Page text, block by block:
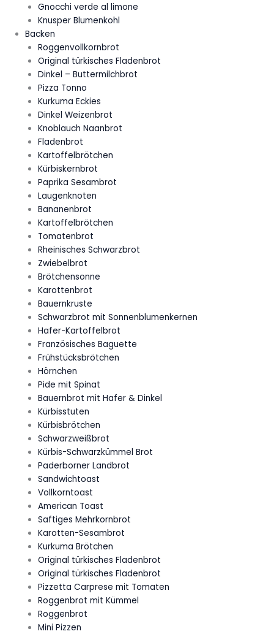
Gnocchi verde al limone
Knusper Blumenkohl
Backen
Roggenvollkornbrot
Original türkisches Fladenbrot
Dinkel – Buttermilchbrot
Pizza Tonno
Kurkuma Eckies
Dinkel Weizenbrot
Knoblauch Naanbrot
Fladenbrot
Kartoffelbrötchen
Kürbiskernbrot
Paprika Sesambrot
Laugenknoten
Bananenbrot
Kartoffelbrötchen
Tomatenbrot
Rheinisches Schwarzbrot
Zwiebelbrot
Brötchensonne
Karottenbrot
Bauernkruste
Schwarzbrot mit Sonnenblumenkernen
Hafer-Kartoffelbrot
Französisches Baguette
Frühstücksbrötchen
Hörnchen
Pide mit Spinat
Bauernbrot mit Hafer & Dinkel
Kürbisstuten
Kürbisbrötchen
Schwarzweißbrot
Kürbis-Schwarzkümmel Brot
Paderborner Landbrot
Sandwichtoast
Vollkorntoast
American Toast
Saftiges Mehrkornbrot
Karotten-Sesambrot
Kurkuma Brötchen
Original türkisches Fladenbrot
Original türkisches Fladenbrot
Pizzetta Carprese mit Tomaten
Roggenbrot mit Kümmel
Roggenbrot
Mini Pizzen